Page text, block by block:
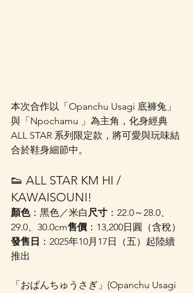
本次合作以「Opanchu Usagi 底褲兔」
與「Npochamu 」為主角，化身經典
ALL STAR 系列限定款，將可愛與玩味結
合於鞋身細節中。
👟 ALL STAR KM HI /
KAWAISOUNI!
顏色：黑色／米白尺寸 ：22.0～28.0、
29.0、30.0cm售價 ：13,200日圓（含稅）
發售日 ：2025年10月17日（五）起陸續
推出
「おぱんちゅうさぎ」(Opanchu Usagi